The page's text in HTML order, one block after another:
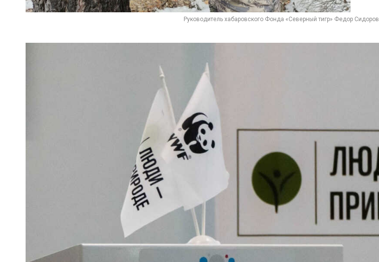
Руководитель хабаровского Фонда «Северный тигр» Федор Сидоров